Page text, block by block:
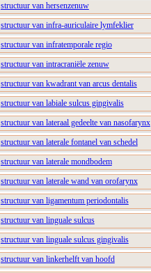
structuur van hersenzenuw
structuur van infra-auriculaire lymfeklier
structuur van infratemporale regio
structuur van intracraniële zenuw
structuur van kwadrant van arcus dentalis
structuur van labiale sulcus gingivalis
structuur van lateraal gedeelte van nasofarynx
structuur van laterale fontanel van schedel
structuur van laterale mondbodem
structuur van laterale wand van orofarynx
structuur van ligamentum periodontalis
structuur van linguale sulcus
structuur van linguale sulcus gingivalis
structuur van linkerhelft van hoofd